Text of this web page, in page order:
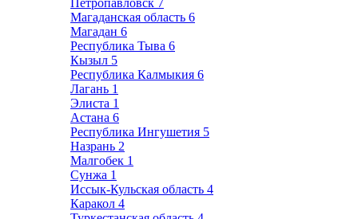
Петропавловск 7
Магаданская область 6
Магадан 6
Республика Тыва 6
Кызыл 5
Республика Калмыкия 6
Лагань 1
Элиста 1
Астана 6
Республика Ингушетия 5
Назрань 2
Малгобек 1
Сунжа 1
Иссык-Кульская область 4
Каракол 4